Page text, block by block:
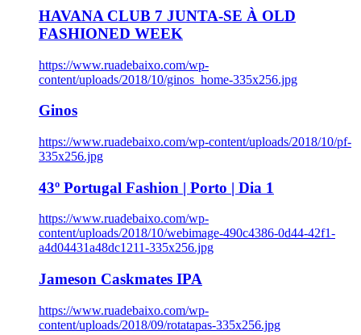
HAVANA CLUB 7 JUNTA-SE À OLD
FASHIONED WEEK
https://www.ruadebaixo.com/wp-
content/uploads/2018/10/ginos_home-335x256.jpg
Ginos
https://www.ruadebaixo.com/wp-content/uploads/2018/10/pf-
335x256.jpg
43º Portugal Fashion | Porto | Dia 1
https://www.ruadebaixo.com/wp-
content/uploads/2018/10/webimage-490c4386-0d44-42f1-
a4d04431a48dc1211-335x256.jpg
Jameson Caskmates IPA
https://www.ruadebaixo.com/wp-
content/uploads/2018/09/rotatapas-335x256.jpg